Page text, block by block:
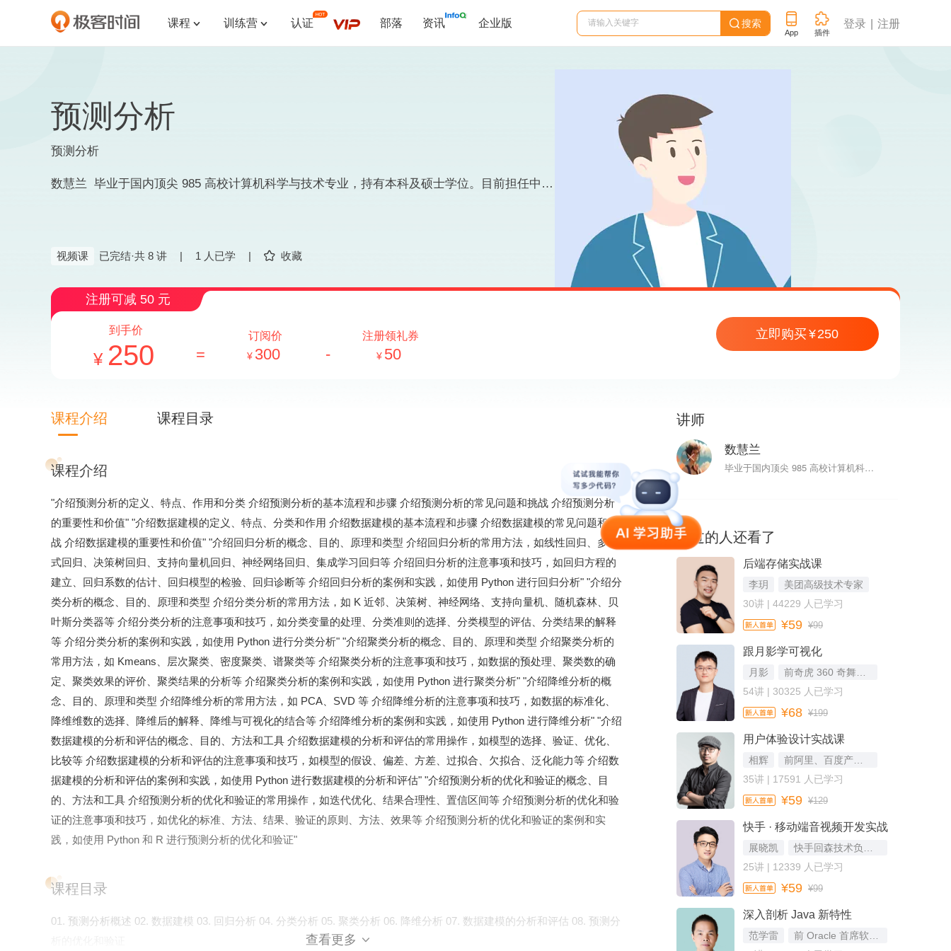
课程  训练营  认证 部落 资讯 企业版  搜索
App 插件
登录 注册
预测分析
预测分析
数慧兰 毕业于国内顶尖 985 高校计算机科学与技术专业，持有本科及硕士学位。目前担任中国科学院信息工程研究所工程师，专注于网络空间安全领域，具有深厚的网络流量处理与分析能力。技术方面，讲师精通多种编程语言如 PYTHON、JAVA、GO，并熟练运用多种数据库框架，包括 MYSQL、PGSQL、MongoDB 进行数据挖掘与分析。曾参与多个具有影响力的大数据项目，如中关村国家重点实验室的网络流量大数据分析项目，以及信息工程大学的网络仿真与行为分析。此外，讲师在国际会议上发表多篇高水平论文，并拥有多项发明专利与国防专利，成就卓著
视频课 已完结·共 8 讲 | 1 人已学 | 收藏
注册可减 50 元
到手价
250 =
订阅价
300 -
注册领礼券
50
立即购买 250
课程介绍 课程目录
课程介绍
"介绍预测分析的定义、特点、作用和分类 介绍预测分析的基本流程和步骤 介绍预测分析的常见问题和挑战 介绍预测分析
的重要性和价值" "介绍数据建模的定义、特点、分类和作用 介绍数据建模的基本流程和步骤 介绍数据建模的常见问题和挑
战 介绍数据建模的重要性和价值" "介绍回归分析的概念、目的、原理和类型 介绍回归分析的常用方法，如线性回归、多项
式回归、决策树回归、支持向量机回归、神经网络回归、集成学习回归等 介绍回归分析的注意事项和技巧，如回归方程的
建立、回归系数的估计、回归模型的检验、回归诊断等 介绍回归分析的案例和实践，如使用 Python 进行回归分析" "介绍分
类分析的概念、目的、原理和类型 介绍分类分析的常用方法，如 K 近邻、决策树、神经网络、支持向量机、随机森林、贝
叶斯分类器等 介绍分类分析的注意事项和技巧，如分类变量的处理、分类准则的选择、分类模型的评估、分类结果的解释
等 介绍分类分析的案例和实践，如使用 Python 进行分类分析" "介绍聚类分析的概念、目的、原理和类型 介绍聚类分析的
常用方法，如 Kmeans、层次聚类、密度聚类、谱聚类等 介绍聚类分析的注意事项和技巧，如数据的预处理、聚类数的确
定、聚类效果的评价、聚类结果的分析等 介绍聚类分析的案例和实践，如使用 Python 进行聚类分析" "介绍降维分析的概
念、目的、原理和类型 介绍降维分析的常用方法，如 PCA、SVD 等 介绍降维分析的注意事项和技巧，如数据的标准化、
降维维数的选择、降维后的解释、降维与可视化的结合等 介绍降维分析的案例和实践，如使用 Python 进行降维分析" "介绍
数据建模的分析和评估的概念、目的、方法和工具 介绍数据建模的分析和评估的常用操作，如模型的选择、验证、优化、
比较等 介绍数据建模的分析和评估的注意事项和技巧，如模型的假设、偏差、方差、过拟合、欠拟合、泛化能力等 介绍数
据建模的分析和评估的案例和实践，如使用 Python 进行数据建模的分析和评估" "介绍预测分析的优化和验证的概念、目
的、方法和工具 介绍预测分析的优化和验证的常用操作，如迭代优化、结果合理性、置信区间等 介绍预测分析的优化和验
证的注意事项和技巧，如优化的标准、方法、结果、验证的原则、方法、效果等 介绍预测分析的优化和验证的案例和实
践，如使用 Python 和 R 进行预测分析的优化和验证"
课程目录
01. 预测分析概述 02. 数据建模 03. 回归分析 04. 分类分析 05. 聚类分析 06. 降维分析 07. 数据建模的分析和评估 08. 预测分
查看更多 
讲师
数慧兰
毕业于国内顶尖 985 高校计算机科学与技术专业，持有本科及硕士学位。目前担任中国科学院信息工程研究所工程师，专注于网络空间安全领域，具有深厚的网络流量处理与分析能力。技术方面，讲师精通多种编程语言如 PYTHON、JAVA、GO，并熟练运用多种数据库框架，包括 MYSQL、PGSQL、MongoDB 进行数据挖掘与分析。曾参与多个具有影响力的大数据项目，如中关村国家重点实验室的网络流量大数据分析项目，以及信息工程大学的网络仿真与行为分析。此外，讲师在国际会议上发表多篇高水平论文，并拥有多项发明专利与国防专利，成就卓著
看过的人还看了
后端存储实战课
李玥
美团高级技术专家
30讲 | 44229 人已学习
¥59 ¥99
跟月影学可视化
月影
54讲 | 30325 人已学习
¥68 ¥199
用户体验设计实战课
相辉
35讲 | 17591 人已学习
¥59 ¥129
快手 · 移动端音视频开发实战
展晓凯
25讲 | 12339 人已学习
¥59 ¥99
深入剖析 Java 新特性
范学雷